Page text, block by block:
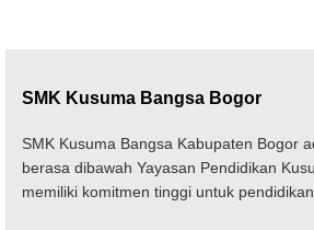
SMK Kusuma Bangsa Bogor
SMK Kusuma Bangsa Kabupaten Bogor
berasa dibawah Yayasan Pendidikan
memiliki komitmen tinggi untuk pendidikan